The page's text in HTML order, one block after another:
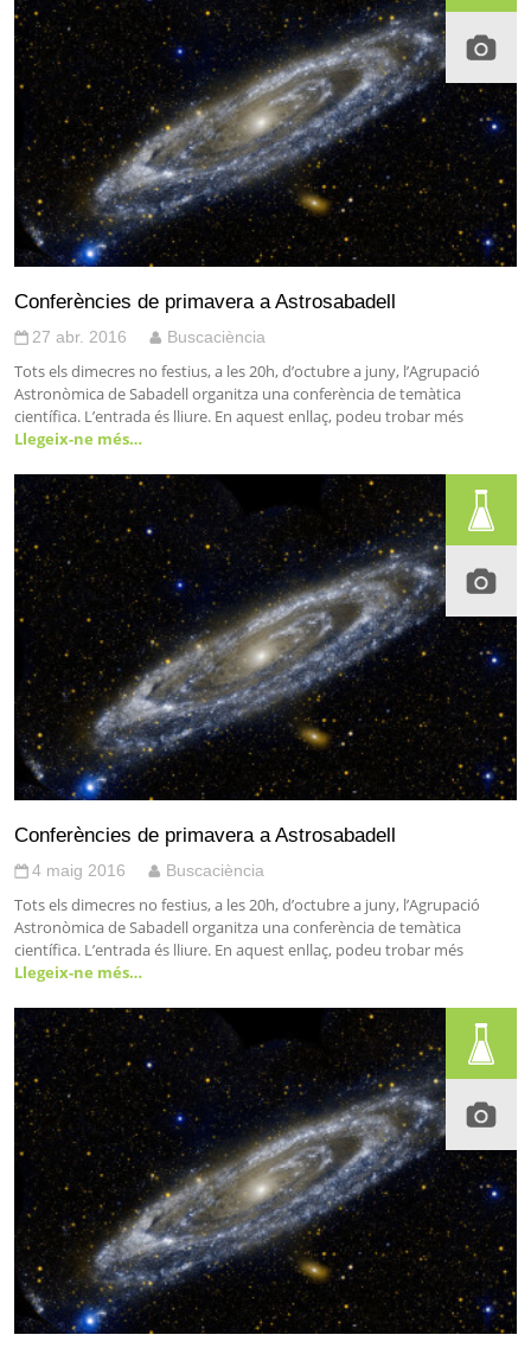
Conferències de primavera a Astrosabadell
27 abr. 2016 Buscaciència
Tots els dimecres no festius, a les 20h, d’octubre a juny, l’Agrupació
Astronòmica de Sabadell organitza una conferència de temàtica
científica. L’entrada és lliure. En aquest enllaç, podeu trobar més
Llegeix-ne més…
Conferències de primavera a Astrosabadell
4 maig 2016 Buscaciència
Tots els dimecres no festius, a les 20h, d’octubre a juny, l’Agrupació
Astronòmica de Sabadell organitza una conferència de temàtica
científica. L’entrada és lliure. En aquest enllaç, podeu trobar més
Llegeix-ne més…